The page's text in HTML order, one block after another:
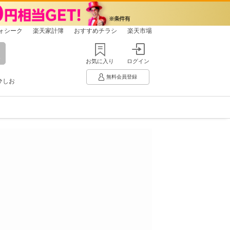
シーク 楽天家計簿 おすすめチラシ 楽天市場
しお
お気に入り ログイン
無料会員登録